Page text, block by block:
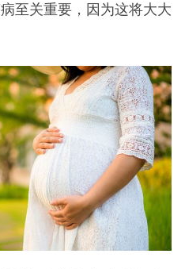
至关重要，因为这将大大